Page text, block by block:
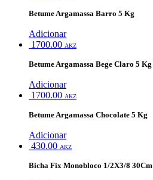
Betume Argamassa Barro 5 Kg
Adicionar
1700.00 AKZ
Betume Argamassa Bege Claro 5 Kg
Adicionar
1700.00 AKZ
Betume Argamassa Chocolate 5 Kg
Adicionar
430.00 AKZ
Bicha Fix Monobloco 1/2X3/8 30Cm